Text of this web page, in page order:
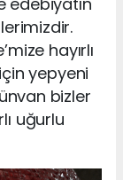
hayırlı
yepyeni
bizler
uğurlu